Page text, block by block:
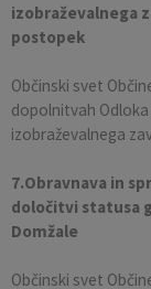
izobraževalnega
postopek
Občinski svet
dopolnitvah
izobraževalnega
7.Obravnava in
določitvi statusa
Domžale
Občinski svet